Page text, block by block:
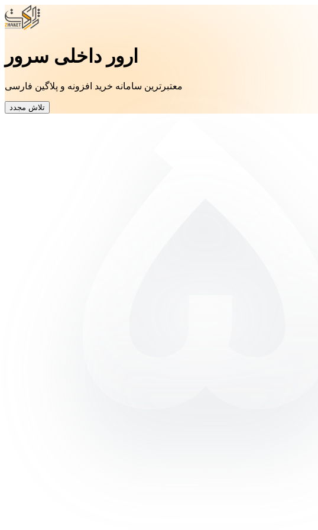
ارور داخلی سرور
معتبرترین سامانه خرید افزونه و پلاگین فارسی
تلاش مجدد